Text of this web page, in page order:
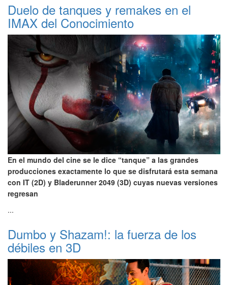
Duelo de tanques y remakes en el
IMAX del Conocimiento
En el mundo del cine se le dice “tanque” a las grandes
producciones exactamente lo que se disfrutará esta semana
con IT (2D) y Bladerunner 2049 (3D) cuyas nuevas versiones
regresan
...
Dumbo y Shazam!: la fuerza de los
débiles en 3D